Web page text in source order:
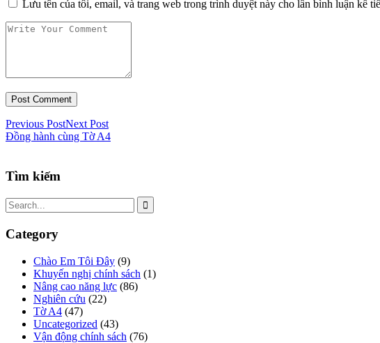
Lưu tên của tôi, email, và trang web trong trình duyệt này cho lần bình luận kế
Previous PostNext Post
Đồng hành cùng Tờ A4
Tìm kiếm
Category
Chào Em Tôi Đây (9)
Khuyến nghị chính sách (1)
Nâng cao năng lực (86)
Nghiên cứu (22)
Tờ A4 (47)
Uncategorized (43)
Vận động chính sách (76)